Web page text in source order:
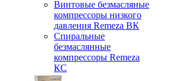
Винтовые безмасляные
компрессоры низкого
давления Remeza ВК
Спиральные
безмаслянные
компрессоры Remeza
КС